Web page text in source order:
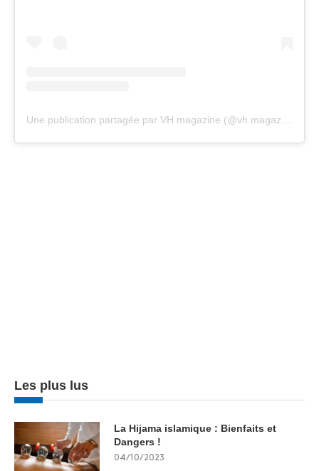
Une publication partagée par VH magazine (@vh.magazine)
Les plus lus
La Hijama islamique : Bienfaits et
Dangers !
04/10/2023